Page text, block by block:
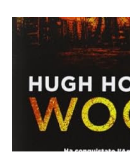
cui si gioca a mini-baseball mia
delle amicizie, così mi obbligò a
Pirati di Orlando. Mi feci degli
era inserirmi fra i coetanei. Fu
statura sovrastavo tutti gli altri
un pelo non entrai nella